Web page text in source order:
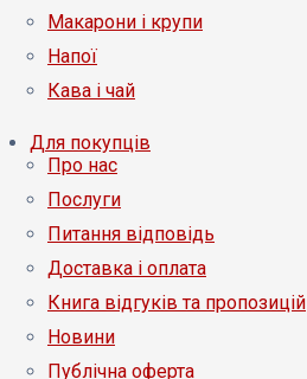
Макарони і крупи
Напої
Кава і чай
Для покупців
Про нас
Послуги
Питання відповідь
Доставка і оплата
Книга відгуків та пропозицій
Новини
Публічна оферта